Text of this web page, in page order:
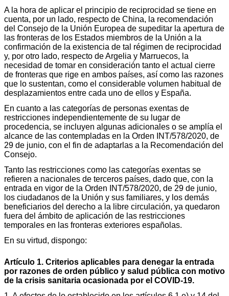
A la hora de aplicar el principio de reciprocidad se tiene en
cuenta, por un lado, respecto de China, la recomendación
del Consejo de la Unión Europea de supeditar la apertura de
las fronteras de los Estados miembros de la Unión a la
confirmación de la existencia de tal régimen de reciprocidad
y, por otro lado, respecto de Argelia y Marruecos, la
necesidad de tomar en consideración tanto el actual cierre
de fronteras que rige en ambos países, así como las razones
que lo sustentan, como el considerable volumen habitual de
desplazamientos entre cada uno de ellos y España.
En cuanto a las categorías de personas exentas de
restricciones independientemente de su lugar de
procedencia, se incluyen algunas adicionales o se amplía el
alcance de las contempladas en la Orden INT/578/2020, de
29 de junio, con el fin de adaptarlas a la Recomendación del
Consejo.
Tanto las restricciones como las categorías exentas se
refieren a nacionales de terceros países, dado que, con la
entrada en vigor de la Orden INT/578/2020, de 29 de junio,
los ciudadanos de la Unión y sus familiares, y los demás
beneficiarios del derecho a la libre circulación, ya quedaron
fuera del ámbito de aplicación de las restricciones
temporales en las fronteras exteriores españolas.
En su virtud, dispongo:
Artículo 1. Criterios aplicables para denegar la entrada
por razones de orden público y salud pública con motivo
de la crisis sanitaria ocasionada por el COVID-19.